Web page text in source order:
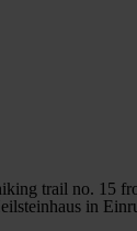
trail no. 15
in